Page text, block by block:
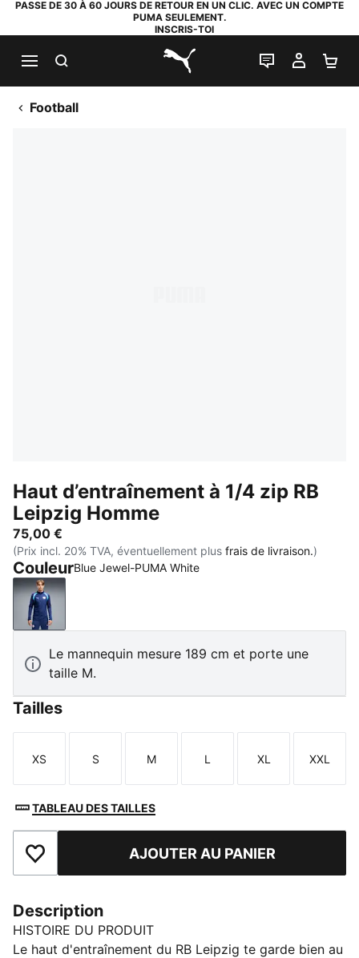
PASSE DE 30 À 60 JOURS DE RETOUR EN UN CLIC. AVEC UN COMPTE
PUMA SEULEMENT.
INSCRIS-TOI
PUMA.com
LIVE CHAT
MON
Football
Haut d’entraînement à 1/4 zip RB
Leipzig Homme
75,00 €
(Prix incl. 20% TVA, éventuellement plus frais de livraison.)
CouleurBlue Jewel-PUMA White
Blue Jewel-PUMA White
Le mannequin mesure 189 cm et porte une
taille M.
Tailles
Taille
XS
Taille
S
Taille
M
Taille
L
Taille
XL
Taille
XXL
TABLEAU DES TAILLES
Ajouter aux favorisAJOUTER AU PANIER
Description
HISTOIRE DU PRODUIT
Le haut d'entraînement du RB Leipzig te garde bien au